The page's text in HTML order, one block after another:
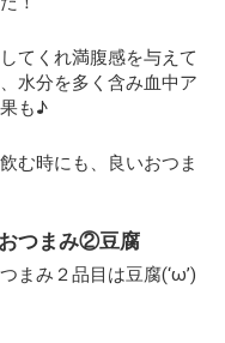
てくれ満腹感を与えて
水分を多く含み血中ア
も♪
む時にも、良いおつま
つまみ②豆腐
まみ２品目は豆腐(‘ω’)